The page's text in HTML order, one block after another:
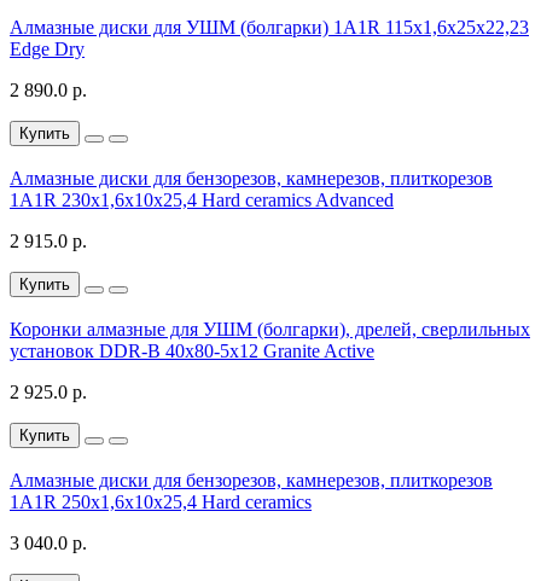
Алмазные диски для УШМ (болгарки) 1A1R 115x1,6x25x22,23
Edge Dry
2 890.0 р.
Купить
Алмазные диски для бензорезов, камнерезов, плиткорезов
1A1R 230x1,6x10x25,4 Hard ceramics Advanced
2 915.0 р.
Купить
Коронки алмазные для УШМ (болгарки), дрелей, сверлильных
установок DDR-B 40x80-5x12 Granite Active
2 925.0 р.
Купить
Алмазные диски для бензорезов, камнерезов, плиткорезов
1A1R 250x1,6x10x25,4 Hard ceramics
3 040.0 р.